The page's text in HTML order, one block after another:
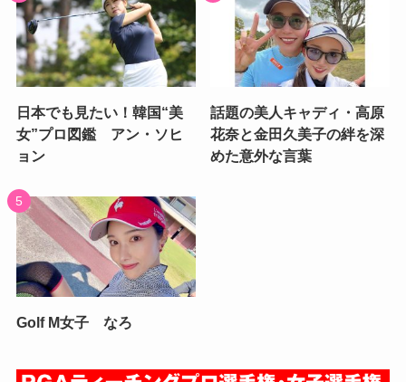
日本でも見たい！韓国“美
女”プロ図鑑 アン・ソヒ
ョン
話題の美人キャディ・高原
花奈と金田久美子の絆を深
めた意外な言葉
Golf M女子 なろ